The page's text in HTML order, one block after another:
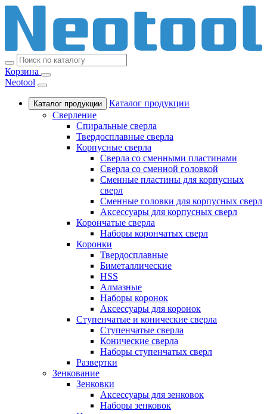
Корзина
Neotool
Каталог продукции
Каталог продукции
Сверление
Спиральные сверла
Твердосплавные сверла
Корпусные сверла
Сверла со сменными пластинами
Сверла со сменной головкой
Сменные пластины для корпусных
сверл
Сменные головки для корпусных сверл
Аксессуары для корпусных сверл
Корончатые сверла
Наборы корончатых сверл
Коронки
Твердосплавные
Биметаллические
HSS
Алмазные
Наборы коронок
Аксессуары для коронок
Ступенчатые и конические сверла
Ступенчатые сверла
Конические сверла
Наборы ступенчатых сверл
Развертки
Зенкование
Зенковки
Аксессуары для зенковок
Наборы зенковок